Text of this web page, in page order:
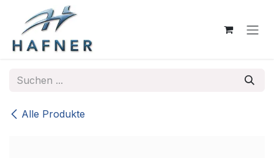
Zum Inhalt springen
Alle Produkte